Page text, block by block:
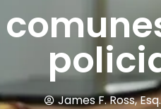
James F. Ross, Esq.